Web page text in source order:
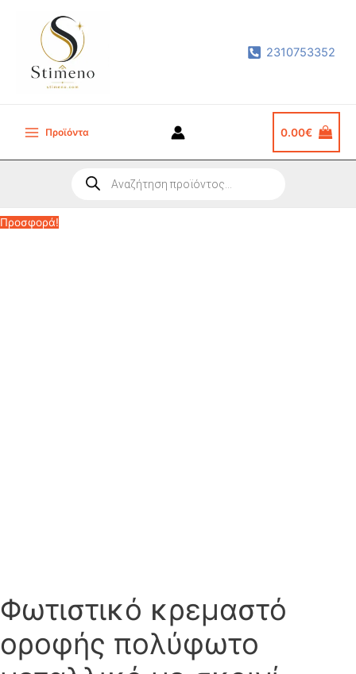
περιεχόμενο
2310753352
Main
Προϊόντα 0.00€
search
Προσφορά!
Φωτιστικό κρεμαστό
οροφής πολύφωτο